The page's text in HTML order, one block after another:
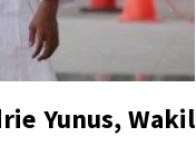
Yunus, Wakil